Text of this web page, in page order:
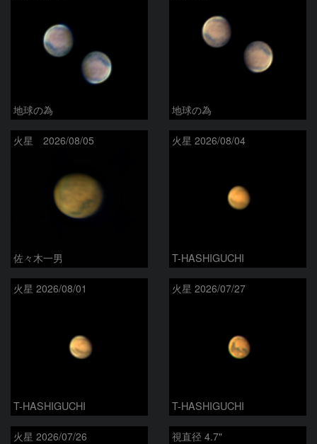
地球の為 地球の為
火星 2026/08/05
佐々木一男
火星 2026/08/04
T-HASHIGUCHI
火星 2026/08/01
T-HASHIGUCHI
火星 2026/07/27
T-HASHIGUCHI
火星 2026/07/26 視直径 4.7"